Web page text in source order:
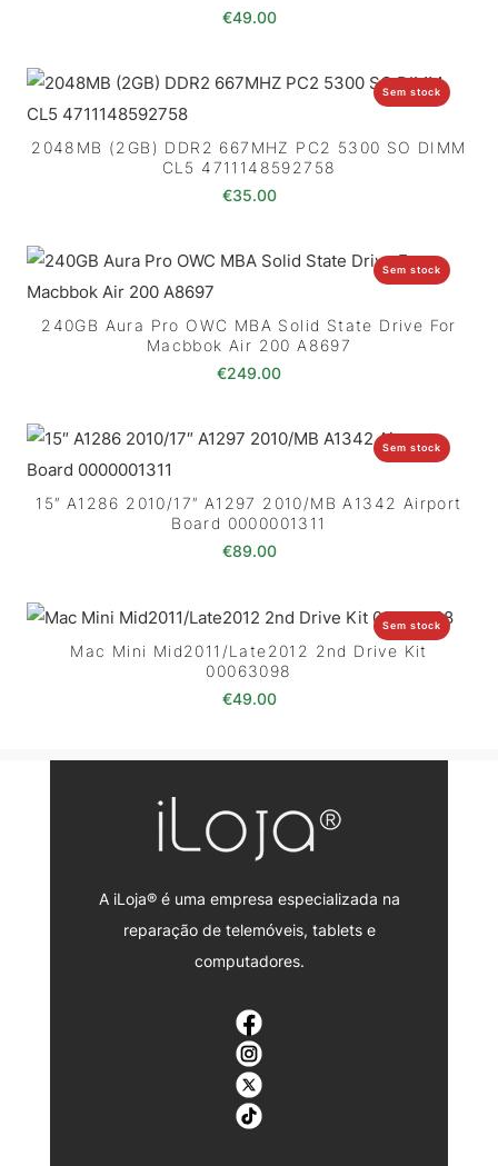
€49.00
Sem stock
2048MB (2GB) DDR2 667MHZ PC2 5300 SO DIMM
CL5 4711148592758
€35.00
Sem stock
240GB Aura Pro OWC MBA Solid State Drive For
Macbbok Air 200 A8697
€249.00
Sem stock
15″ A1286 2010/17″ A1297 2010/MB A1342 Airport
Board 0000001311
€89.00
Sem stock
Mac Mini Mid2011/Late2012 2nd Drive Kit
00063098
€49.00
A iLoja® é uma empresa especializada na
reparação de telemóveis, tablets e
computadores.